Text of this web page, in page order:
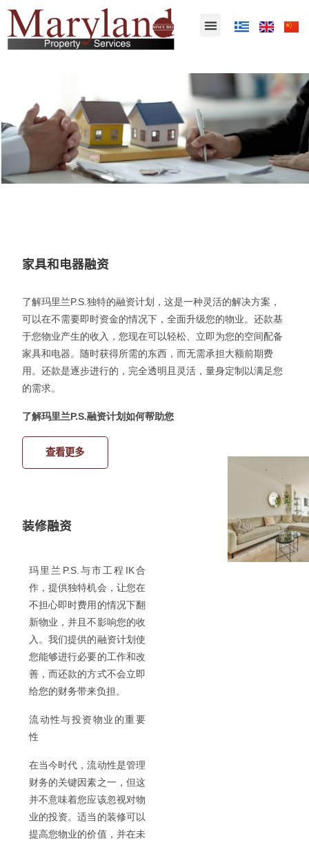
家具和电器融资
了解玛里兰P.S.独特的融资计划，这是一种灵活的解决方案，
可以在不需要即时资金的情况下，全面升级您的物业。还款基
于您物业产生的收入，您现在可以轻松、立即为您的空间配备
家具和电器。随时获得所需的东西，而无需承担大额前期费
用。还款是逐步进行的，完全透明且灵活，量身定制以满足您
的需求。
了解玛里兰P.S.融资计划如何帮助您
查看更多
装修融资
玛里兰 P.S. 与市工程 IK合
作，提供独特机会， 让您在
不担心即时费用的情况下翻
新物业，并且不影响您的收
入。我们提供的融资计划使
您能够进行必要的工作和改
善，而还款的方式不会立即
给您的财务带来负担 。
流动性与投资物业的重要
性
在当今时代，流动性是管理
财务的关键因素之一，但这
并不意味着您应该忽视对物
业的投资。适当的装修可以
提高您物业的价值，并在未